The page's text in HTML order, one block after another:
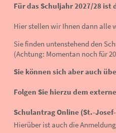
Für das Schuljahr 2027/28 ist
Hier stellen wir Ihnen dann alle
Sie finden untenstehend den
(Achtung: Momentan noch für
Folgen Sie hierzu dem
Hierüber ist auch die